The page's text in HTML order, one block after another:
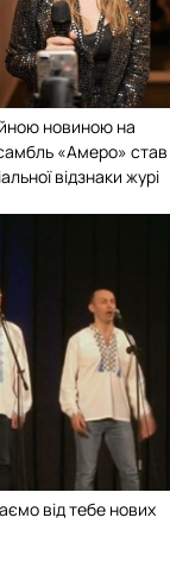
новиною на
«Амеро» став
відзнаки журі
від тебе нових